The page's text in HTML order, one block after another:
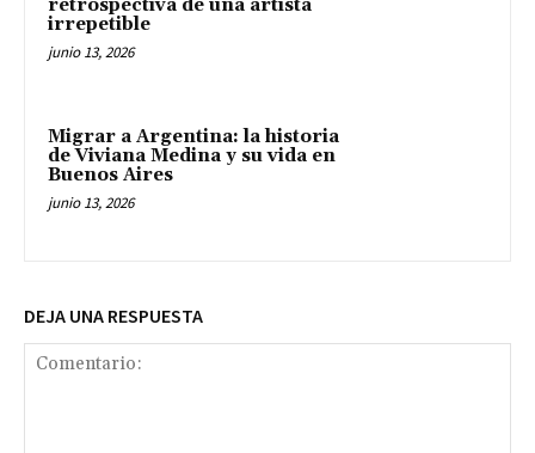
retrospectiva de una artista
irrepetible
junio 13, 2026
Migrar a Argentina: la historia
de Viviana Medina y su vida en
Buenos Aires
junio 13, 2026
DEJA UNA RESPUESTA